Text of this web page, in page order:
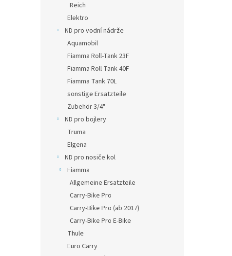
Reich
Elektro
ND pro vodní nádrže
Aquamobil
Fiamma Roll-Tank 23F
Fiamma Roll-Tank 40F
Fiamma Tank 70L
sonstige Ersatzteile
Zubehör 3/4"
ND pro bojlery
Truma
Elgena
ND pro nosiče kol
Fiamma
Allgemeine Ersatzteile
Carry-Bike Pro
Carry-Bike Pro (ab 2017)
Carry-Bike Pro E-Bike
Thule
Euro Carry